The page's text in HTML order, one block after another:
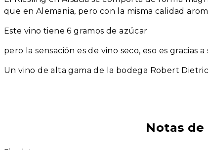
que en Alemania, pero con la misma calidad
Este vino tiene 6 gramos de azúcar
pero la sensación es de vino seco, eso es gracias
Un vino de alta gama de la bodega Robert
Notas de